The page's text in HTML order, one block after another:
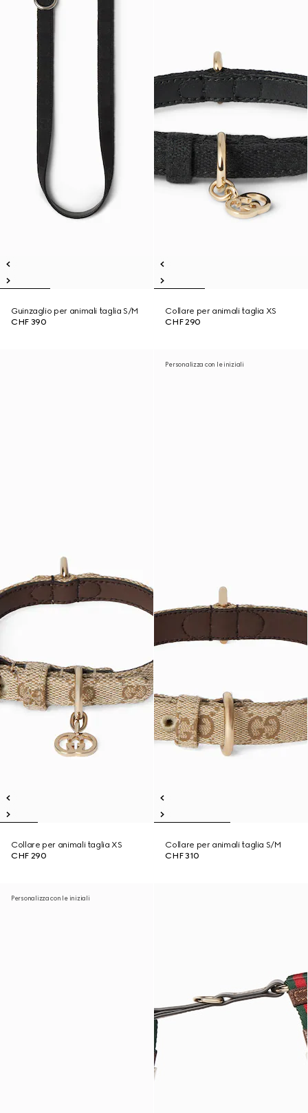
Guinzaglio per animali taglia S/M
CHF 390
Collare per animali taglia XS
CHF 290
Collare per animali taglia XS
CHF 290
Personalizza con le iniziali
Collare per animali taglia S/M
CHF 310
Personalizza con le iniziali